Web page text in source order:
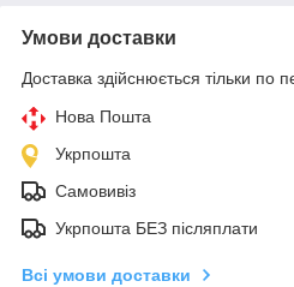
Умови доставки
Доставка здійснюється тільки по
Нова Пошта
Укрпошта
Самовивіз
Укрпошта БЕЗ післяплати
Всі умови доставки